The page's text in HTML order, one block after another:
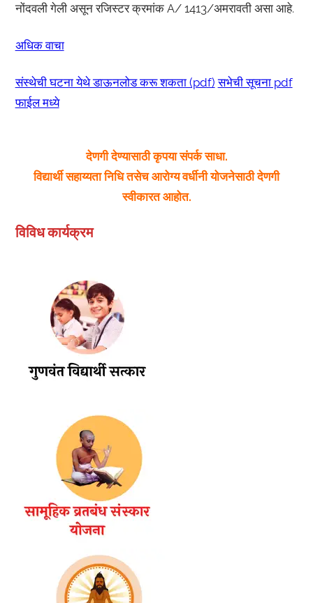
नोंदवली गेली असून रजिस्टर क्रमांक A/ 1413/अमरावती असा आहे.
अधिक वाचा
संस्थेची घटना येथे डाऊनलोड करू शकता (pdf) सभेची सूचना pdf
फाईल मध्ये
देणगी देण्यासाठी कृपया संपर्क साधा.
विद्यार्थी सहाय्यता निधि तसेच आरोग्य वर्धीनी योजनेसाठी देणगी
स्वीकारत आहोत.
विविध कार्यक्रम